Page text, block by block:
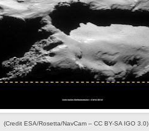
(Credit ESA/Rosetta/NavCam – CC BY-SA IGO 3.0)